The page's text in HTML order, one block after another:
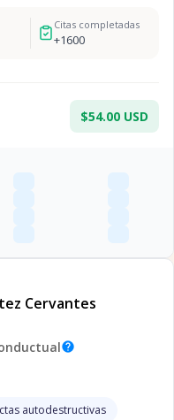
Citas completadas
+1600
$54.00 USD
Cervantes
help
autodestructivas